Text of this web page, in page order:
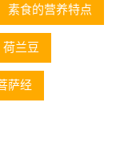
素食的营养特点
荷兰豆
萨经